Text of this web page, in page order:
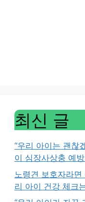
최신 글
“우리 아이는 괜찮
이 심장사상충 예
노령견 보호자라면
리 아이 건강 체크